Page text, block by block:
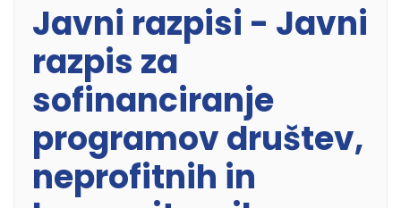
Javni razpisi - Javni
razpis za
sofinanciranje
programov društev,
neprofitnih in